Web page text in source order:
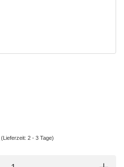
(Lieferzeit: 2 - 3 Tage)